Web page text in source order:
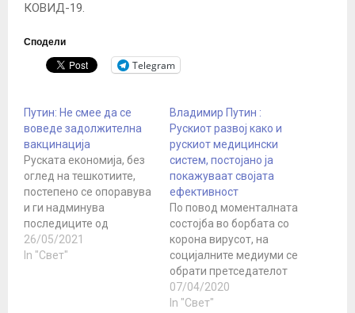
КОВИД-19.
Сподели
Telegram
Путин: Не смее да се
воведе задолжителна
вакцинација
Руската економија, без
оглед на тешкотиите,
постепено се опоравува
и ги надминува
последиците од
пандемијата на корона
вирусот, изјави рускиот
26/05/2021
In "Свет"
Владимир Путин :
Рускиот развој како и
рускиот медицински
систем, постојано ја
покажуваат својата
ефективност
По повод моменталната
состојба во борбата со
корона вирусот, на
социјалните медиуми се
обрати претседателот
на руската федерација,
Владимир Путин
07/04/2020
In "Свет"